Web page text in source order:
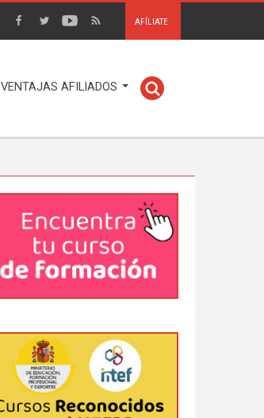
AFÍLIATE
VENTAJAS AFILIADOS